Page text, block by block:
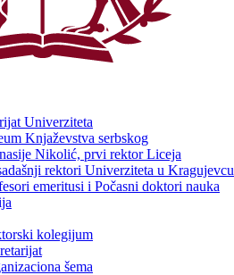
Univerziteta
Knjaževstva serbskog
Nikolić, prvi rektor Liceja
rektori Univerziteta u Kragujevcu
emeritusi i Počasni doktori nauka
kolegijum
šema